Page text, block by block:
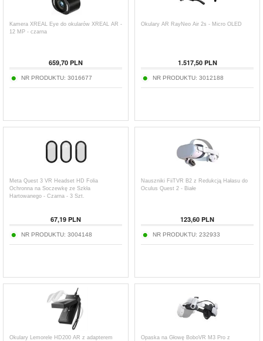
Kamera XREAL Eye do okularów XREAL AR -
12 MP - czarna
659,70 PLN
NR PRODUKTU: 3016677
Okulary AR RayNeo Air 2s - Micro OLED
1.517,50PLN
NR PRODUKTU: 3012188
Meta Quest 3 VR Headset HD Folia
Ochronna na Soczewkę ze Szkła
Hartowanego - Czarna - 3 Szt.
67,19 PLN
NR PRODUKTU: 3004148
Nauszniki FiiTVR B2 z Redukcją Hałasu do
Oculus Quest 2 - Białe
123,60 PLN
NR PRODUKTU: 232933
Okulary Lemorele HD200 AR z adapterem
Opaska na Głowę BoboVR M3 Pro z